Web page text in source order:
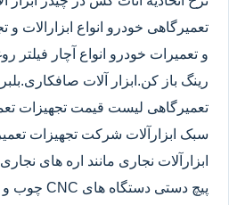
تعمیرگاهی خودرو انواع
و تعمیرات خودرو انواع آچار فیلتر
رینگ باز کن.ابزار آلات
تعمیرگاهی لیست قیمت تجهیزات
سبک ابزارآلات شرکت تجهیزات
ابزارآلات نجاری مانند اره های